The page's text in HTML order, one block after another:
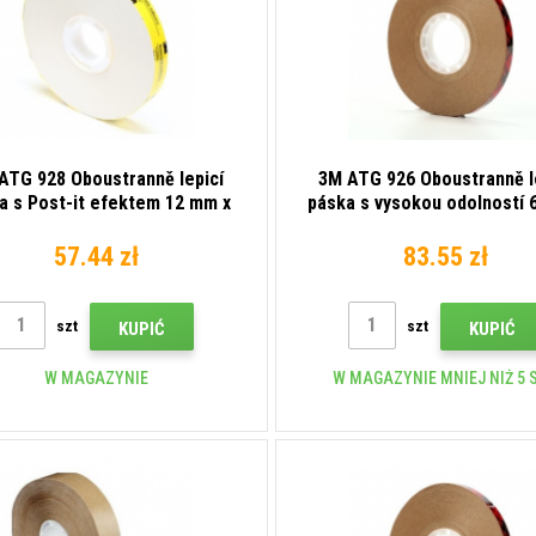
928 Oboustranně lepicí
s Post-it efektem 12 mm x
57.44 zł
szt KUPIĆ
W MAGAZYNIE
3M ATG 926 Oboustranně
páska s vysokou odolností
83.55 zł
szt KUPIĆ
W MAGAZYNIE MNIEJ NIŻ 5